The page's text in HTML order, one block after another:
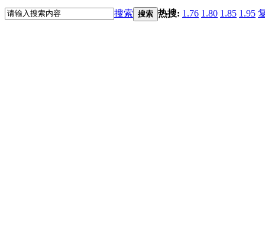
搜索 搜索 热搜: 1.76 1.80 1.85 1.95